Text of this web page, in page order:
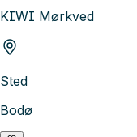
KIWI Mørkved
Sted
Bodø